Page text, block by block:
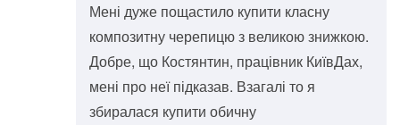
Мені дуже пощастило купити класну
композитну черепицю з великою знижкою.
Добре, що Костянтин, працівник КиївДах,
мені про неї підказав. Взагалі то я
збиралася купити обичну